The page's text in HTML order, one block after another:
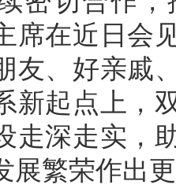
席在近日会
友、好亲戚
新起点上，
走深走实，
展繁荣作出